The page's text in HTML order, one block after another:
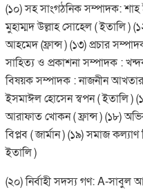
(১০) সহ সাংগঠনিক সম্পাদক: শাহ
মুহাম্মদ উল্লাহ সোহেল ( ইতালি )
আহমেদ (ফ্রান্স ) (১৩) প্রচার
সাহিত্য ও প্রকাশনা সম্পাদক :
বিষয়ক সম্পাদক : নাজনীন
ইসমাঈল হোসেন স্বপন ( ইতালি )
আরাফাত খোকন ( ফ্রান্স ) (১৮)
বিপ্লব ( জার্মান ) (১৯) সমাজ
ইতালি )
(২০) নির্বাহী সদস্য গণ: A-